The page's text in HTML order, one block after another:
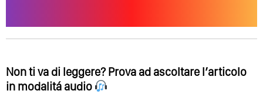
Non ti va di leggere? Prova ad ascoltare l’articolo
in modalitá audio